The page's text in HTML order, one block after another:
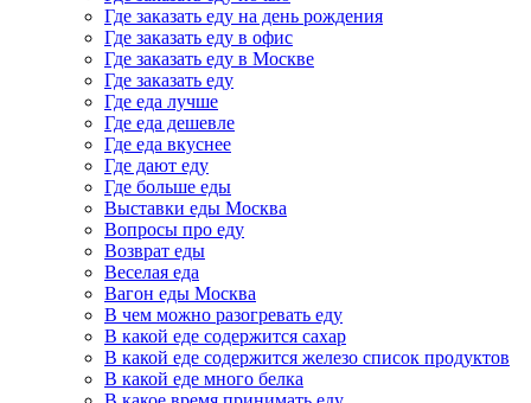
Где заказать еду на день рождения
Где заказать еду в офис
Где заказать еду в Москве
Где заказать еду
Где еда лучше
Где еда дешевле
Где еда вкуснее
Где дают еду
Где больше еды
Выставки еды Москва
Вопросы про еду
Возврат еды
Веселая еда
Вагон еды Москва
В чем можно разогревать еду
В какой еде содержится сахар
В какой еде содержится железо список продуктов
В какой еде много белка